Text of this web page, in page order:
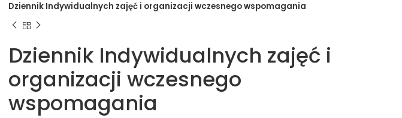
Dziennik Indywidualnych zajęć i organizacji wczesnego wspomagania
Dziennik Indywidualnych zajęć i
organizacji wczesnego
wspomagania